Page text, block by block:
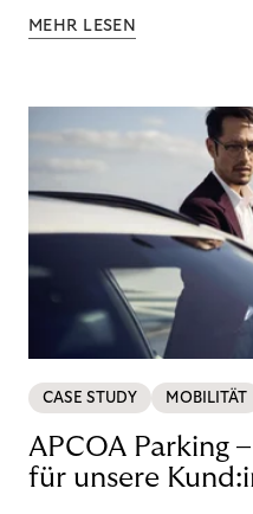
MEHR LESEN
CASE STUDY MOBILITÄT
APCOA Parking
für unsere